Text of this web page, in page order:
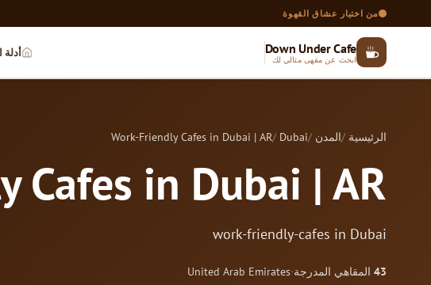
من اختيار عشاق القهوة
Down Under Cafe
ابحث عن مقهى مثالي لك أدلة
الرئيسية المدن Dubai
Work-Friendly Cafes in Dubai | AR
Cafes in Dubai | AR
work-friendly-cafes in Dubai
43 المقاهي المدرجة·
United Arab Emirates